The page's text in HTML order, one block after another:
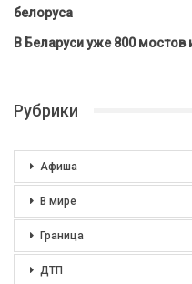
белоруса
В Беларуси уже 800 мостов
Рубрики
Афиша
В мире
Граница
ДТП